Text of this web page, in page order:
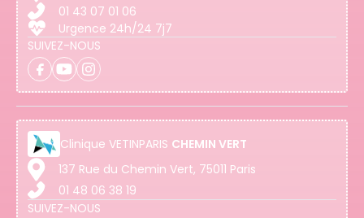
01 43 07 01 06
Urgence 24h/24 7j7
SUIVEZ-NOUS
Clinique VETINPARIS CHEMIN VERT
137 Rue du Chemin Vert, 75011 Paris
01 48 06 38 19
SUIVEZ-NOUS